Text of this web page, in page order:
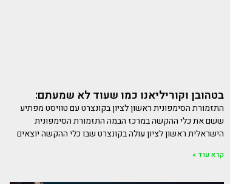
בטהובן וקוריליאנו כמו שעוד לא שמעתם:
התזמורת הסימפונית ראשון לציון בקונצרט עם טוויסט מפתיע
ששם את כלי ההקשה במרכז הבמה התזמורת הסימפונית
הישראלית ראשון לציון עולה בקונצרט שבו כלי ההקשה יוצאים
קרא עוד »